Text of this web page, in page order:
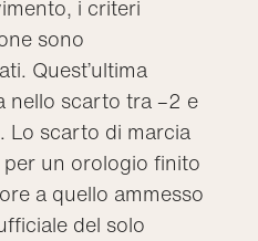
i criteri
sono
Quest’ultima
nello scarto tra –2 e
Lo scarto di marcia
un orologio finito
a quello ammesso
del solo